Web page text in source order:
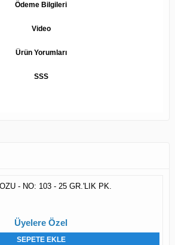
Ödeme Bilgileri
Video
Ürün Yorumları
SSS
- NO: 103 - 25 GR.'LIK PK.
Üyelere Özel
SEPETE EKLE